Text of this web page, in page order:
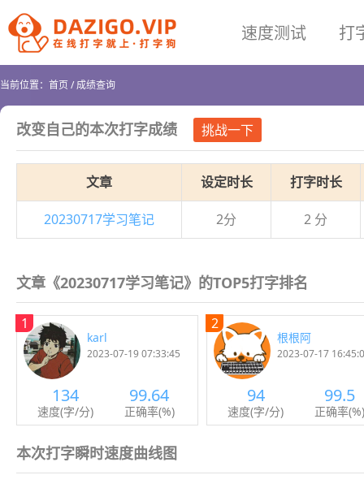
速度测试 打
当前位置： 首页/成绩查询
改变自己的本次打字成绩 挑战一下
文章 设定时长 打字时长
20230717学习笔记 2分 2 分
文章《20230717学习笔记》的TOP5打字排名
1
karl
2023-07-19 07:33:45
134
速度(字/分)
99.64
正确率(%)
2
根根阿
2023-07-17
94
速度(字/分)
99.5
正确率(%)
本次打字瞬时速度曲线图